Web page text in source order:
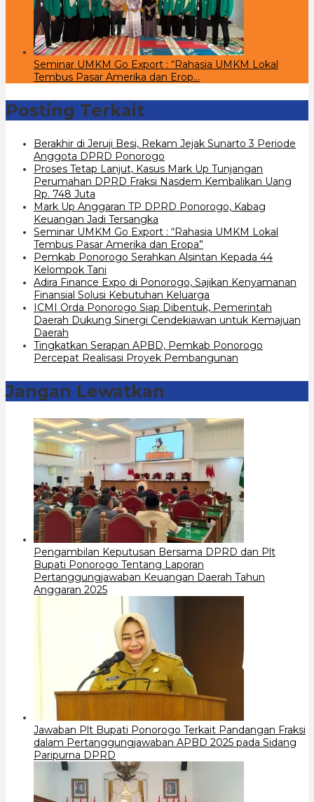
Seminar UMKM Go Export : “Rahasia UMKM Lokal
Tembus Pasar Amerika dan Erop…
Posting Terkait
Berakhir di Jeruji Besi, Rekam Jejak Sunarto 3 Periode
Anggota DPRD Ponorogo
Proses Tetap Lanjut, Kasus Mark Up Tunjangan
Perumahan DPRD Fraksi Nasdem Kembalikan Uang
Rp. 748 Juta
Mark Up Anggaran TP DPRD Ponorogo, Kabag
Keuangan Jadi Tersangka
Seminar UMKM Go Export : “Rahasia UMKM Lokal
Tembus Pasar Amerika dan Eropa”
Pemkab Ponorogo Serahkan Alsintan Kepada 44
Kelompok Tani
Adira Finance Expo di Ponorogo, Sajikan Kenyamanan
Finansial Solusi Kebutuhan Keluarga
ICMI Orda Ponorogo Siap Dibentuk, Pemerintah
Daerah Dukung Sinergi Cendekiawan untuk Kemajuan
Daerah
Tingkatkan Serapan APBD, Pemkab Ponorogo
Percepat Realisasi Proyek Pembangunan
Jangan Lewatkan
Pengambilan Keputusan Bersama DPRD dan Plt
Bupati Ponorogo Tentang Laporan
Pertanggungjawaban Keuangan Daerah Tahun
Anggaran 2025
Jawaban Plt Bupati Ponorogo Terkait Pandangan Fraksi
dalam Pertanggungjawaban APBD 2025 pada Sidang
Paripurna DPRD